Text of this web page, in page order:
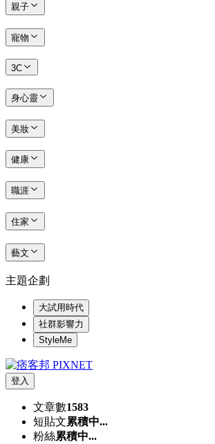
親子
寵物
3C
身心靈
美妝
健康
職涯
住家
藝文
主題企劃
大試用時代
社群影響力
StyleMe
登入
文章數1583
短貼文累積中...
粉絲累積中...